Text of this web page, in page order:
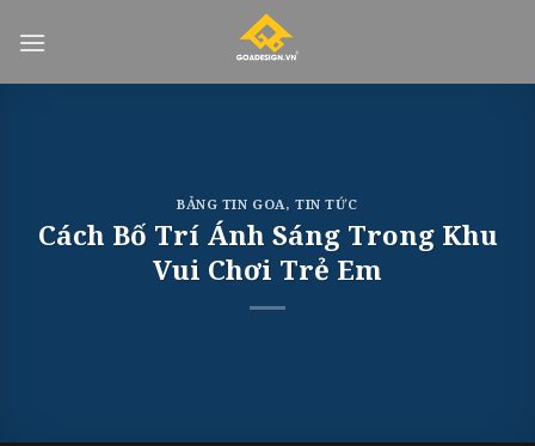
BẢNG TIN GOA, TIN TỨC
Cách Bố Trí Ánh Sáng Trong Khu
Vui Chơi Trẻ Em